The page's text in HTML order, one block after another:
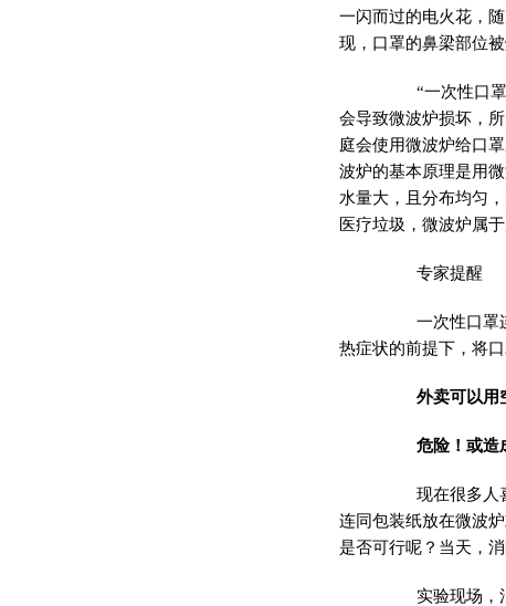
一闪而过的电火花，
现，口罩的鼻梁部位
“一次性口罩
会导致微波炉损坏，
庭会使用微波炉给口
波炉的基本原理是用
水量大，且分布均匀
医疗垃圾，微波炉属
专家提醒
一次性口罩连
热症状的前提下，将
外卖可以用
危险！或造
现在很多人喜
连同包装纸放在微波
是否可行呢？当天，
实验现场，消